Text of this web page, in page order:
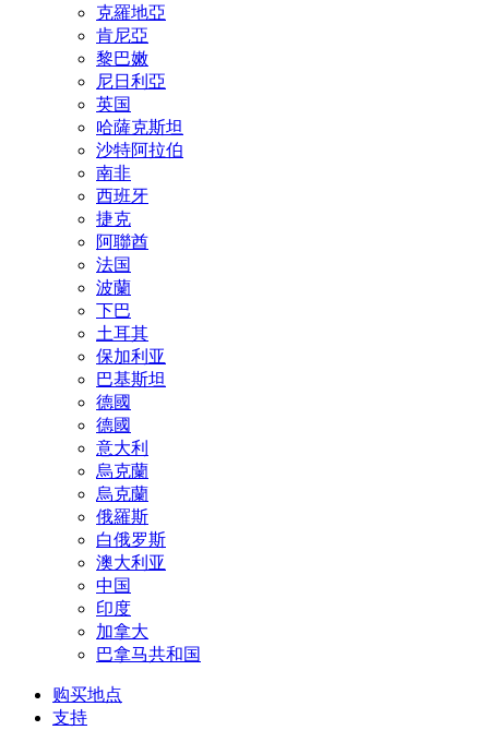
克羅地亞
肯尼亞
黎巴嫩
尼日利亞
英国
哈薩克斯坦
沙特阿拉伯
南非
西班牙
捷克
阿聯酋
法国
波蘭
下巴
土耳其
保加利亚
巴基斯坦
德國
德國
意大利
烏克蘭
烏克蘭
俄羅斯
白俄罗斯
澳大利亚
中国
印度
加拿大
巴拿马共和国
购买地点
支持